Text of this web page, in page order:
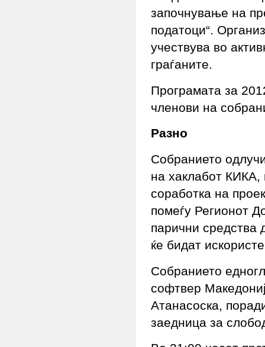
започнување на
податоци“.
учествува во
граѓаните.
Програмата за
членови на
Разно
Собранието
на хаклабот КИКА,
соработка на
помеѓу Регионот
парични средства
ќе бидат
Собранието
софтвер
Атанасоска,
заедница за